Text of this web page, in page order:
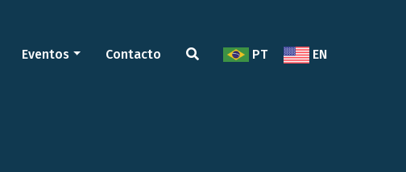
Eventos Contacto PT EN